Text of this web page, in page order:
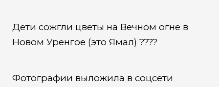
Дети сожгли цветы на Вечном огне в
Новом Уренгое (это Ямал) ????
Фотографии выложила в соцсети